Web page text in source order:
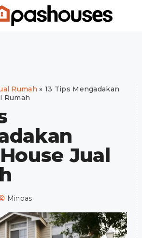
Rumah » 13 Tips Mengadakan
Rumah
Jual
Minpas